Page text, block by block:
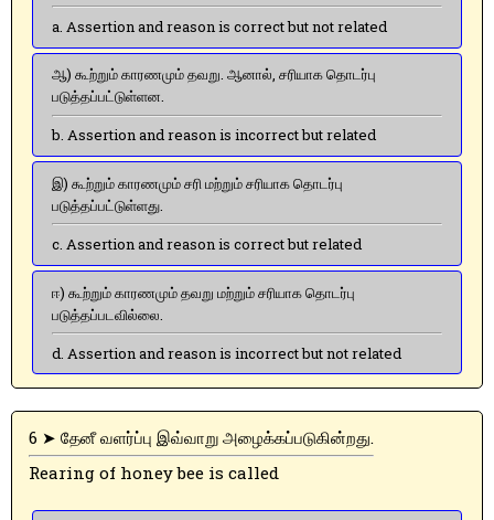
a. Assertion and reason is correct but not related
ஆ) கூற்றும் காரணமும் தவறு. ஆனால், சரியாக தொடர்பு
படுத்தப்பட்டுள்ளன.
b. Assertion and reason is incorrect but related
இ) கூற்றும் காரணமும் சரி மற்றும் சரியாக தொடர்பு
படுத்தப்பட்டுள்ளது.
c. Assertion and reason is correct but related
ஈ) கூற்றும் காரணமும் தவறு மற்றும் சரியாக தொடர்பு
படுத்தப்படவில்லை.
d. Assertion and reason is incorrect but not related
6 ➤ தேனீ வளர்ப்பு இவ்வாறு அழைக்கப்படுகின்றது.
Rearing of honey bee is called